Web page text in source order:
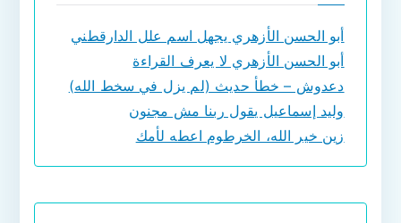
أبو الحسن الأزهري يجهل اسم علل الدارقطني
أبو الحسن الأزهري لا يعرف القراءة
دعدوش – خطأ حديث (لم يزل في سخط الله)
وليد إسماعيل يقول ربنا مش مجنون
زين خير الله، الخرطوم اعطه لأمك